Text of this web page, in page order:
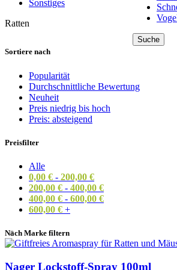
Suche
Sonstiges
Ratten
Sortiere nach
Popularität
Durchschnittliche Bewertung
Neuheit
Preis niedrig bis hoch
Preis: absteigend
Preisfilter
Alle
0,00 € - 200,00 €
200,00 € - 400,00 €
400,00 € - 600,00 €
600,00 € +
Nach Marke filtern
Nager Lockstoff-Spray 100ml